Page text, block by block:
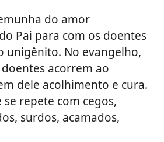
do amor
Pai para com os doentes
unigênito. No evangelho,
acorrem ao
dele acolhimento e cura.
se repete com cegos,
surdos, acamados,